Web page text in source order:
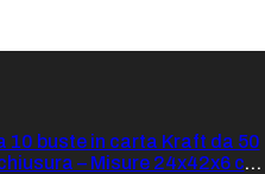
10 buste in carta Kraft da 50
– Misure 24x42x6 cm